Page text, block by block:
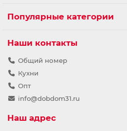
Популярные категории
Наши контакты
Общий номер
Кухни
Опт
info@dobdom31.ru
Наш адрес